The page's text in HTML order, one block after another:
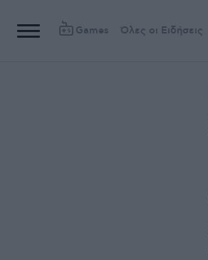
Games Όλες οι Ειδήσεις